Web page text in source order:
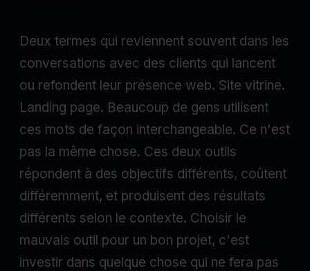
Deux termes qui reviennent souvent dans les
conversations avec des clients qui lancent
ou refondent leur présence web. Site vitrine.
Landing page. Beaucoup de gens utilisent
ces mots de façon interchangeable. Ce n'est
pas la même chose. Ces deux outils
répondent à des objectifs différents, coûtent
différemment, et produisent des résultats
différents selon le contexte. Choisir le
mauvais outil pour un bon projet, c'est
investir dans quelque chose qui ne fera pas